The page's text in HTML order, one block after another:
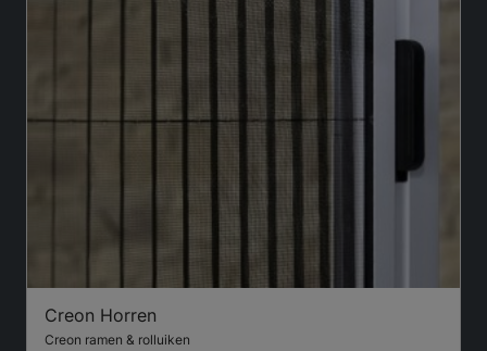
Creon Horren
Creon ramen & rolluiken